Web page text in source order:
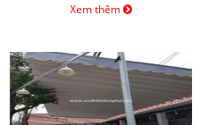
Xem thêm